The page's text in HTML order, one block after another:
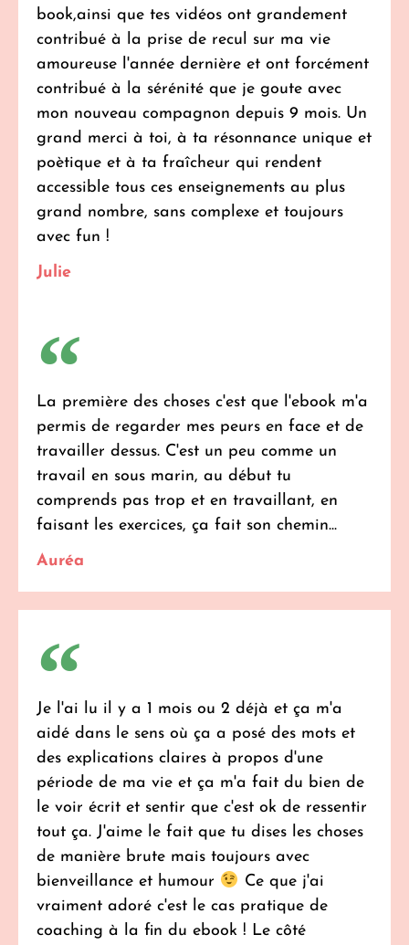
book,ainsi que tes vidéos ont grandement
contribué à la prise de recul sur ma vie
amoureuse l'année dernière et ont forcément
contribué à la sérénité que je goute avec
mon nouveau compagnon depuis 9 mois. Un
grand merci à toi, à ta résonnance unique et
poètique et à ta fraîcheur qui rendent
accessible tous ces enseignements au plus
grand nombre, sans complexe et toujours
avec fun !
Julie
La première des choses c'est que l'ebook m'a
permis de regarder mes peurs en face et de
travailler dessus. C'est un peu comme un
travail en sous marin, au début tu
comprends pas trop et en travaillant, en
faisant les exercices, ça fait son chemin...
Auréa
Je l'ai lu il y a 1 mois ou 2 déjà et ça m'a
aidé dans le sens où ça a posé des mots et
des explications claires à propos d'une
période de ma vie et ça m'a fait du bien de
le voir écrit et sentir que c'est ok de ressentir
tout ça. J'aime le fait que tu dises les choses
de manière brute mais toujours avec
bienveillance et humour
Ce que j'ai
vraiment adoré c'est le cas pratique de
coaching à la fin du ebook ! Le côté